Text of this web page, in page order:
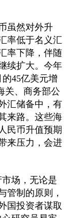
虽然对外升
率低于名义汇
率下降，伴随
续扩大。今年
45亿美元增
关、商务部公
汇储备中，有
来路。这些海
民币升值预期
来压力，会进
场，无论是
管制的原则，
国投资者谋取